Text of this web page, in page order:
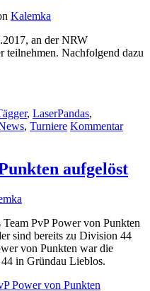
Kalemka
an der NRW
teilnehmen. Nachfolgend dazu
, LaserPandas,
, Turniere Kommentar
aufgelöst
PvP Power von Punkten
sind bereits zu Division 44
von Punkten war die
in Gründau Lieblos.
Power von Punkten